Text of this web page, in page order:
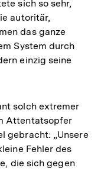
sich so sehr,
autoritär,
das ganze
System durch
einzig seine
solch extremer
Attentatsopfer
gebracht: „Unsere
Fehler des
die sich gegen